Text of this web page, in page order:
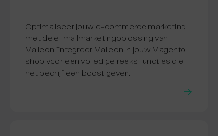
Optimaliseer jouw e-commerce marketing
met de e-mailmarketingoplossing van
Maileon. Integreer Maileon in jouw Magento
shop voor een volledige reeks functies die
het bedrijf een boost geven.